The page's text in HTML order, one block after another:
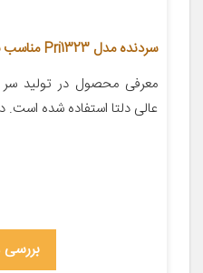
سردنده مدل Pri1323 مناسب برای پراید
معرفی محصول در تولید
عالی دلتا استفاده شده